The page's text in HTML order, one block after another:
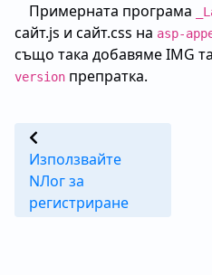
Примерната програма
сайт.js и сайт.css на asp-
също така добавяме IMG
version препратка.
Използвайте
NЛог за
регистриране